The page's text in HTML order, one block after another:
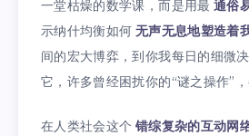
一堂枯燥的数学课，而是用最 通俗
示纳什均衡如何 无声无息地塑造着
间的宏大博弈，到你我每日的细微
它，许多曾经困扰你的“谜之操作”，
在人类社会这个 错综复杂的互动网